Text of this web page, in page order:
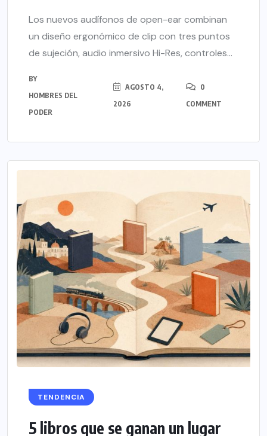
Los nuevos audífonos de open-ear combinan
un diseño ergonómico de clip con tres puntos
de sujeción, audio inmersivo Hi-Res, controles...
BY
HOMBRES DEL
PODER
AGOSTO 4,
2026
0
COMMENT
TENDENCIA
5 libros que se ganan un lugar